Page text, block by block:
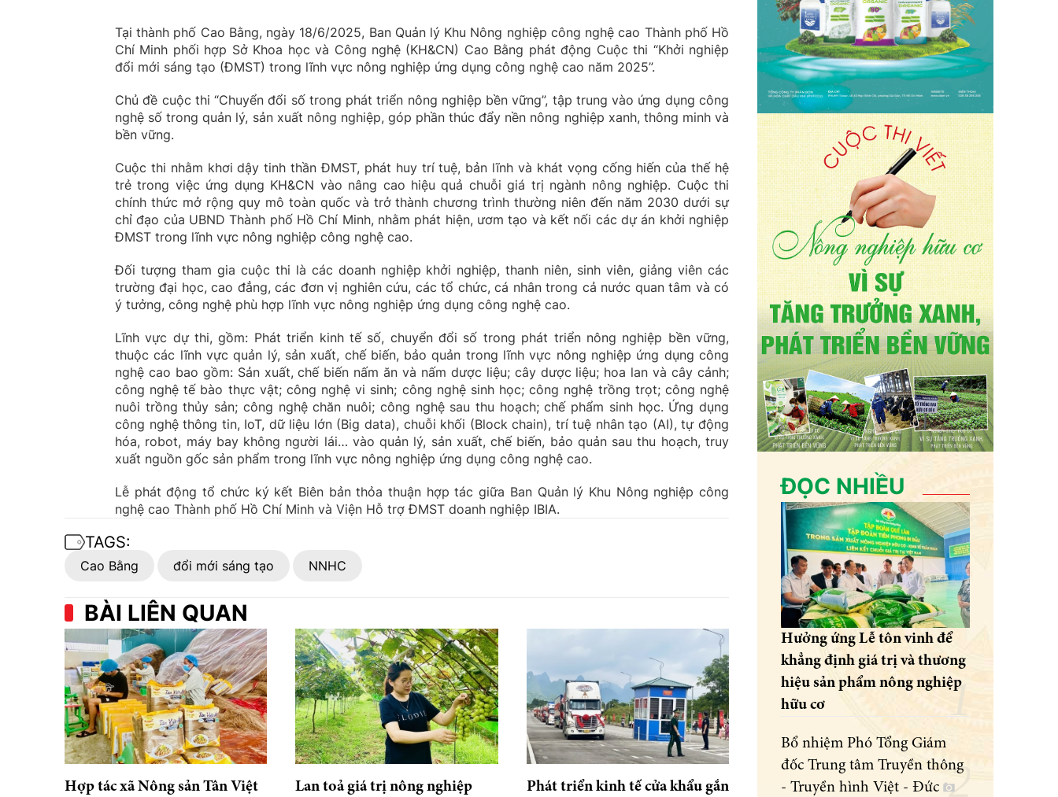
Tại thành phố Cao Bằng, ngày 18/6/2025, Ban Quản lý Khu Nông nghiệp công nghệ cao Thành phố Hồ
Chí Minh phối hợp Sở Khoa học và Công nghệ (KH&CN) Cao Bằng phát động Cuộc thi “Khởi nghiệp
đổi mới sáng tạo (ĐMST) trong lĩnh vực nông nghiệp ứng dụng công nghệ cao năm 2025”.
Chủ đề cuộc thi “Chuyển đổi số trong phát triển nông nghiệp bền vững”, tập trung vào ứng dụng công
nghệ số trong quản lý, sản xuất nông nghiệp, góp phần thúc đẩy nền nông nghiệp xanh, thông minh và
bền vững.
Cuộc thi nhằm khơi dậy tinh thần ĐMST, phát huy trí tuệ, bản lĩnh và khát vọng cống hiến của thế hệ
trẻ trong việc ứng dụng KH&CN vào nâng cao hiệu quả chuỗi giá trị ngành nông nghiệp. Cuộc thi
chính thức mở rộng quy mô toàn quốc và trở thành chương trình thường niên đến năm 2030 dưới sự
chỉ đạo của UBND Thành phố Hồ Chí Minh, nhằm phát hiện, ươm tạo và kết nối các dự án khởi nghiệp
ĐMST trong lĩnh vực nông nghiệp công nghệ cao.
Đối tượng tham gia cuộc thi là các doanh nghiệp khởi nghiệp, thanh niên, sinh viên, giảng viên các
trường đại học, cao đẳng, các đơn vị nghiên cứu, các tổ chức, cá nhân trong cả nước quan tâm và có
ý tưởng, công nghệ phù hợp lĩnh vực nông nghiệp ứng dụng công nghệ cao.
Lĩnh vực dự thi, gồm: Phát triển kinh tế số, chuyển đổi số trong phát triển nông nghiệp bền vững,
thuộc các lĩnh vực quản lý, sản xuất, chế biến, bảo quản trong lĩnh vực nông nghiệp ứng dụng công
nghệ cao bao gồm: Sản xuất, chế biến nấm ăn và nấm dược liệu; cây dược liệu; hoa lan và cây cảnh;
công nghệ tế bào thực vật; công nghệ vi sinh; công nghệ sinh học; công nghệ trồng trọt; công nghệ
nuôi trồng thủy sản; công nghệ chăn nuôi; công nghệ sau thu hoạch; chế phẩm sinh học. Ứng dụng
công nghệ thông tin, IoT, dữ liệu lớn (Big data), chuỗi khối (Block chain), trí tuệ nhân tạo (AI), tự động
hóa, robot, máy bay không người lái… vào quản lý, sản xuất, chế biến, bảo quản sau thu hoạch, truy
xuất nguồn gốc sản phẩm trong lĩnh vực nông nghiệp ứng dụng công nghệ cao.
Lễ phát động tổ chức ký kết Biên bản thỏa thuận hợp tác giữa Ban Quản lý Khu Nông nghiệp công
nghệ cao Thành phố Hồ Chí Minh và Viện Hỗ trợ ĐMST doanh nghiệp IBIA.
TAGS:
Cao Bằng đổi mới sáng tạo NNHC
BÀI LIÊN QUAN
Hợp tác xã Nông sản Tân Việt
Lan toả giá trị nông nghiệp
Phát triển kinh tế cửa khẩu gắn
ĐỌC NHIỀU
Hưởng ứng Lễ tôn vinh để
khẳng định giá trị và thương
hiệu sản phẩm nông nghiệp
hữu cơ
Bổ nhiệm Phó Tổng Giám
đốc Trung tâm Truyền thông
- Truyền hình Việt - Đức